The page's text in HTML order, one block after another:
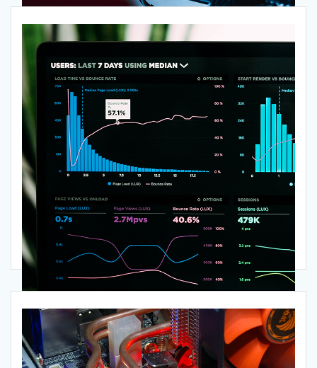
SUPPORTO HARDWARE E SOFTWARE a Server
e Postazioni Lavoro
Scopri di più>>
MONITORAGGIO HARDWARE e PREVENZIONE
PROBLEMI
Scopri di più>>